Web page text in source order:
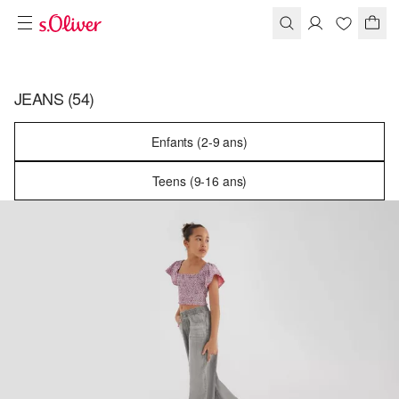
JEANS (54)
Enfants (2-9 ans)
Teens (9-16 ans)